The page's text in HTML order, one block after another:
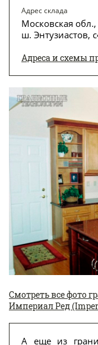
Адрес склада
Московская
ш. Энтузиастов,
Адреса и схемы
Смотреть все фото
Империал Ред
А еще из